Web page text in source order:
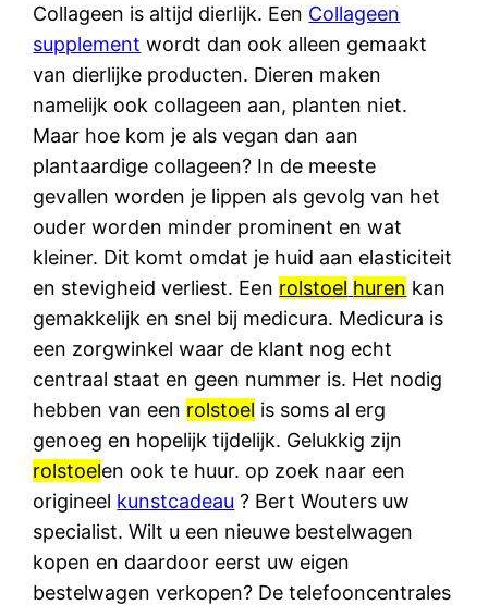
Collageen is altijd dierlijk. Een Collageen
supplement wordt dan ook alleen gemaakt
van dierlijke producten. Dieren maken
namelijk ook collageen aan, planten niet.
Maar hoe kom je als vegan dan aan
plantaardige collageen? In de meeste
gevallen worden je lippen als gevolg van het
ouder worden minder prominent en wat
kleiner. Dit komt omdat je huid aan elasticiteit
en stevigheid verliest. Een rolstoel huren kan
gemakkelijk en snel bij medicura. Medicura is
een zorgwinkel waar de klant nog echt
centraal staat en geen nummer is. Het nodig
hebben van een rolstoel is soms al erg
genoeg en hopelijk tijdelijk. Gelukkig zijn
rolstoelen ook te huur. op zoek naar een
origineel kunstcadeau ? Bert Wouters uw
specialist. Wilt u een nieuwe bestelwagen
kopen en daardoor eerst uw eigen
bestelwagen verkopen? De telefooncentrales